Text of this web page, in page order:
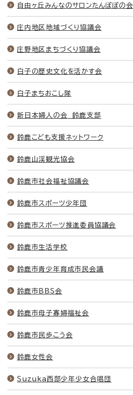
自由ヶ丘みんなのサロンたんぽぽの会
庄内地区地域づくり協議会
庄野地区まちづくり協議会
白子の歴史文化を活かす会
白子まちおこし隊
新日本婦人の会 鈴鹿支部
鈴鹿こども支援ネットワーク
鈴鹿山渓観光協会
鈴鹿市社会福祉協議会
鈴鹿市スポーツ少年団
鈴鹿市スポーツ推進委員協議会
鈴鹿市生活学校
鈴鹿市青少年育成市民会議
鈴鹿市BBS会
鈴鹿市母子寡婦福祉会
鈴鹿市民歩こう会
鈴鹿女性会
Suzuka西部少年少女合唱団